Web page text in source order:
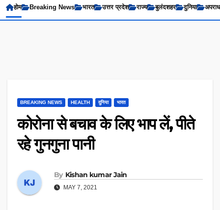
होम Breaking News भारत उत्तर प्रदेश राज्य बुलंदशहर दुनिया अपराध
BREAKING NEWS HEALTH दुनिया भारत
कोरोना से बचाव के लिए भाप लें, पीते
रहे गुनगुना पानी
By Kishan kumar Jain
MAY 7, 2021